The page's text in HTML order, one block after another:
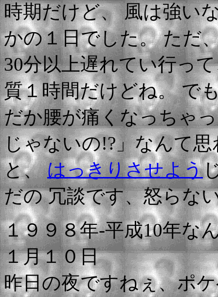
時期だけど、 風は強い
かの１日でした。 ただ
30分以上遅れてい行っ
質１時間だけどね。 で
だか腰が痛くなっちゃ
じゃないの!?」なんて
と、はっきりさせよう
だの 冗談です、怒らな
１９９８年-平成10年な
１月１０日
昨日の夜ですねぇ、ポ